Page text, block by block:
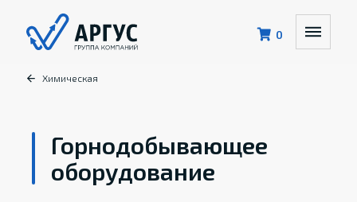
0
Химическая
Горнодобывающее
оборудование